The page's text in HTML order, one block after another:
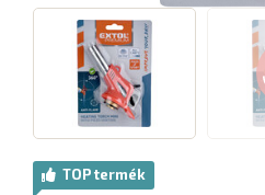
TOP termék